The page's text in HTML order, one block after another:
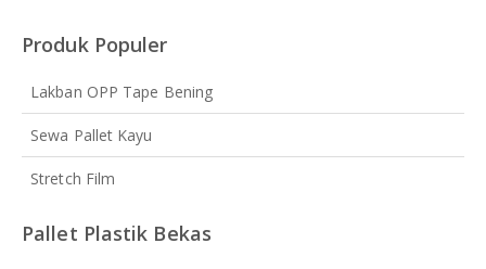
Produk Populer
Lakban OPP Tape Bening
Sewa Pallet Kayu
Stretch Film
Pallet Plastik Bekas